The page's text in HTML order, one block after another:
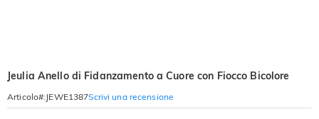
Jeulia Anello di Fidanzamento a Cuore con Fiocco Bicolore
Articolo#: JEWE1387Scrivi una recensione